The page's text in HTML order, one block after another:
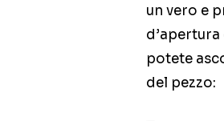
un vero e
potete
del pezzo: